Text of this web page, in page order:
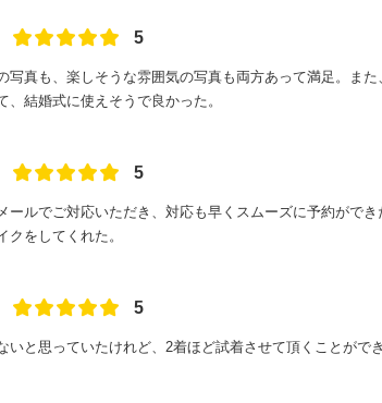
5
写真も、楽しそうな雰囲気の写真も両方あって満足。ま
、結婚式に使えそうで良かった。
5
ールでご対応いただき、対応も早くスムーズに予約がで
クをしてくれた。
5
いと思っていたけれど、2着ほど試着させて頂くことがで